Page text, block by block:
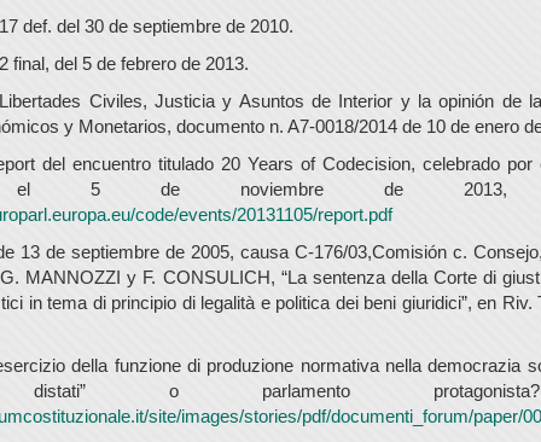
def. del 30 de septiembre de 2010.
final, del 5 de febrero de 2013.
Civiles, Justicia y Asuntos de Interior y la opinión de
y Monetarios, documento n. A7-0018/2014 de 10 de enero
del encuentro titulado 20 Years of Codecision, celebrado por
el 5 de noviembre de
code/events/20131105/report.pdf
13 de septiembre de 2005, causa C-176/03,Comisión c.
MANNOZZI y F. CONSULICH, “La sentenza della Corte di
in tema di principio di legalità e politica dei beni giuridici”, en Riv.
della funzione di produzione normativa nella democrazia
distati” o parlamento
site/images/stories/pdf/documenti_forum/paper/